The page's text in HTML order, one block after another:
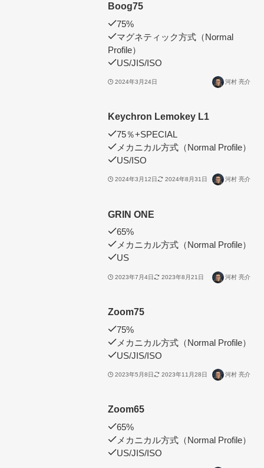
Boog75
75%
マグネティック方式（Normal
Profile）
US/JIS/ISO
2024年3月24日 河村 亮介
Keychron Lemokey L1
75％+SPECIAL
メカニカル方式（Normal Profile）
US/ISO
2024年3月12日 2024年8月31日 河村 亮介
GRIN ONE
65%
メカニカル方式（Normal Profile）
US
2023年7月4日 2023年8月21日 河村 亮介
Zoom75
75%
メカニカル方式（Normal Profile）
US/JIS/ISO
2023年5月8日 2023年11月28日 河村 亮介
Zoom65
65%
メカニカル方式（Normal Profile）
US/JIS/ISO